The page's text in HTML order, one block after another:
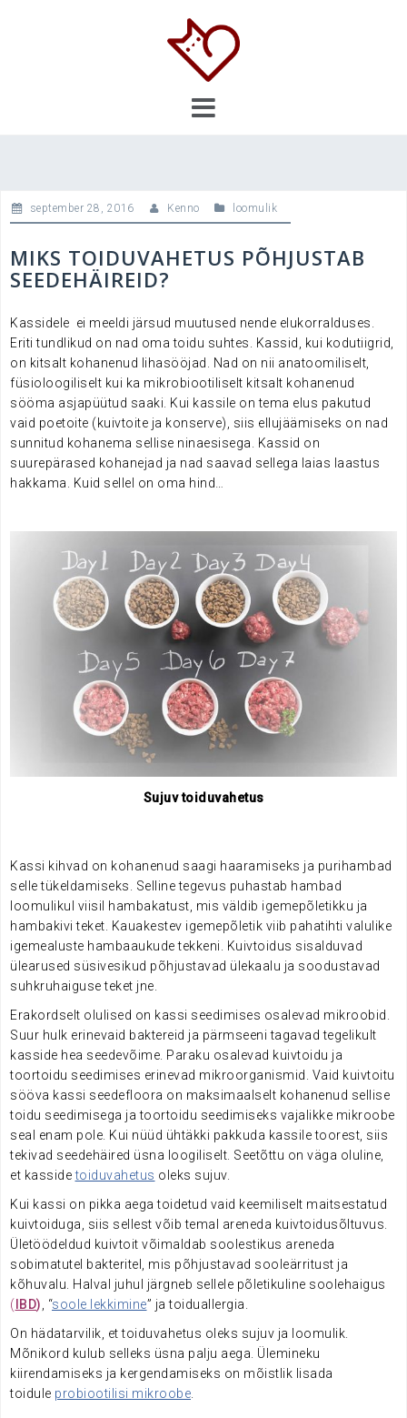
september 28, 2016 Kenno loomulik
MIKS TOIDUVAHETUS PÕHJUSTAB
SEEDEHÄIREID?
Kassidele ei meeldi järsud muutused nende elukorralduses.
Eriti tundlikud on nad oma toidu suhtes. Kassid, kui kodutiigrid,
on kitsalt kohanenud lihasööjad. Nad on nii anatoomiliselt,
füsioloogiliselt kui ka mikrobiootiliselt kitsalt kohanenud
sööma asjapüütud saaki. Kui kassile on tema elus pakutud
vaid poetoite (kuivtoite ja konserve), siis ellujäämiseks on nad
sunnitud kohanema sellise ninaesisega. Kassid on
suurepärased kohanejad ja nad saavad sellega laias laastus
hakkama. Kuid sellel on oma hind…
Sujuv toiduvahetus
Kassi kihvad on kohanenud saagi haaramiseks ja purihambad
selle tükeldamiseks. Selline tegevus puhastab hambad
loomulikul viisil hambakatust, mis väldib igemepõletikku ja
hambakivi teket. Kauakestev igemepõletik viib pahatihti valulike
igemealuste hambaaukude tekkeni. Kuivtoidus sisalduvad
ülearused süsivesikud põhjustavad ülekaalu ja soodustavad
suhkruhaiguse teket jne.
Erakordselt olulised on kassi seedimises osalevad mikroobid.
Suur hulk erinevaid baktereid ja pärmseeni tagavad tegelikult
kasside hea seedevõime. Paraku osalevad kuivtoidu ja
toortoidu seedimises erinevad mikroorganismid. Vaid kuivtoitu
sööva kassi seedefloora on maksimaalselt kohanenud sellise
toidu seedimisega ja toortoidu seedimiseks vajalikke mikroobe
seal enam pole. Kui nüüd ühtäkki pakkuda kassile toorest, siis
tekivad seedehäired üsna loogiliselt. Seetõttu on väga oluline,
et kassidetoiduvahetus oleks sujuv.
Kui kassi on pikka aega toidetud vaid keemiliselt maitsestatud
kuivtoiduga, siis sellest võib temal areneda kuivtoidusõltuvus.
Ületöödeldud kuivtoit võimaldab soolestikus areneda
sobimatutel bakteritel, mis põhjustavad sooleärritust ja
kõhuvalu. Halval juhul järgneb sellele põletikuline soolehaigus
( IBD) “soole lekkimine” ja toiduallergia.
On hädatarvilik, et toiduvahetus oleks sujuv ja loomulik.
Mõnikord kulub selleks üsna palju aega. Ülemineku
kiirendamiseks ja kergendamiseks on mõistlik lisada
toidule probiootilisi mikroobe